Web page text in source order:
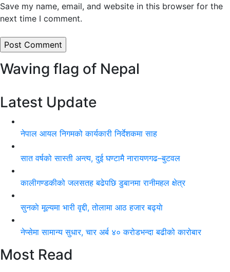
Save my name, email, and website in this browser for the
next time I comment.
Waving flag of Nepal
Latest Update
नेपाल आयल निगमको कार्यकारी निर्देशकमा साह
सात वर्षको सास्ती अन्त्य, दुई घण्टामै नारायणगढ–बुटवल
कालीगण्डकीको जलसतह बढेपछि डुबानमा रानीमहल क्षेत्र
सुनकाे मूल्यमा भारी वृद्दी, तोलामा आठ हजार बढ्याे
नेप्सेमा सामान्य सुधार, चार अर्ब ४० करोडभन्दा बढीको कारोबार
Most Read